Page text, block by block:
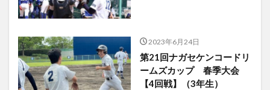
2023年6月24日
第21回ナガセケンコードリ
ームズカップ 春季大会
【4回戦】（3年生）